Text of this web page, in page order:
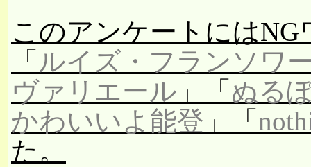
このアンケートにはNG
「 ルイズ・フランソワ
ヴァリエール 」「 ぬる
かわいいよ能登 」「
た。